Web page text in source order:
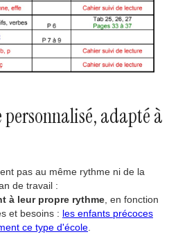
adapté à
pas au même rythme ni de la
de travail :
à leur propre rythme , en fonction
et besoins : les enfants précoces
ce type d'école